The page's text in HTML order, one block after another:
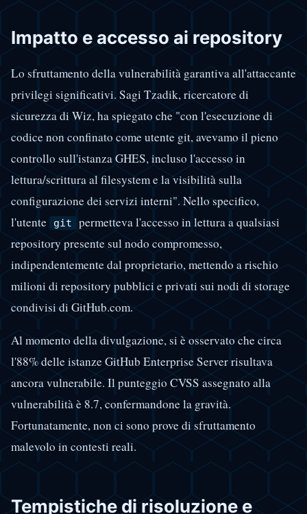
Impatto e accesso ai repository
Lo sfruttamento della vulnerabilità garantiva all'attaccante
privilegi significativi. Sagi Tzadik, ricercatore di
sicurezza di Wiz, ha spiegato che "con l'esecuzione di
codice non confinato come utente git, avevamo il pieno
controllo sull'istanza GHES, incluso l'accesso in
lettura/scrittura al filesystem e la visibilità sulla
configurazione dei servizi interni". Nello specifico,
l'utente
git
permetteva l'accesso in lettura a qualsiasi
repository presente sul nodo compromesso,
indipendentemente dal proprietario, mettendo a rischio
milioni di repository pubblici e privati sui nodi di storage
condivisi di GitHub.com.
Al momento della divulgazione, si è osservato che circa
l'88% delle istanze GitHub Enterprise Server risultava
ancora vulnerabile. Il punteggio CVSS assegnato alla
vulnerabilità è 8.7, confermandone la gravità.
Fortunatamente, non ci sono prove di sfruttamento
malevolo in contesti reali.
Tempistiche di risoluzione e